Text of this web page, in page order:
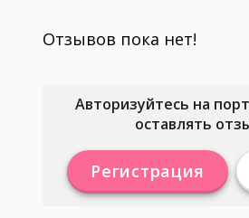
Отзывов пока нет!
Авторизуйтесь на
оставлять
Регистрация